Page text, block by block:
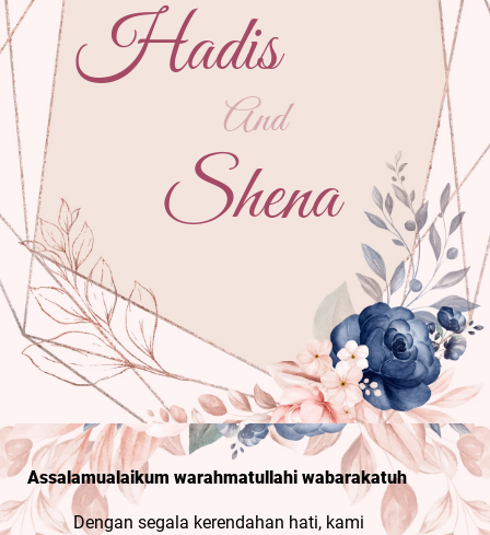
Hadis
And
Shena
Assalamualaikum warahmatullahi wabarakatuh
Dengan segala kerendahan hati, kami